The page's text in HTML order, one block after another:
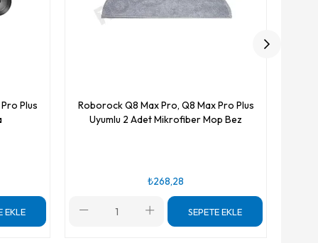
Plus
EKLE
Roborock Q8 Max Pro, Q8 Max Pro Plus
Uyumlu 2 Adet Mikrofiber Mop Bez
₺268,28
SEPETE EKLE